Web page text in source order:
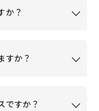
か？
すか？
ですか？